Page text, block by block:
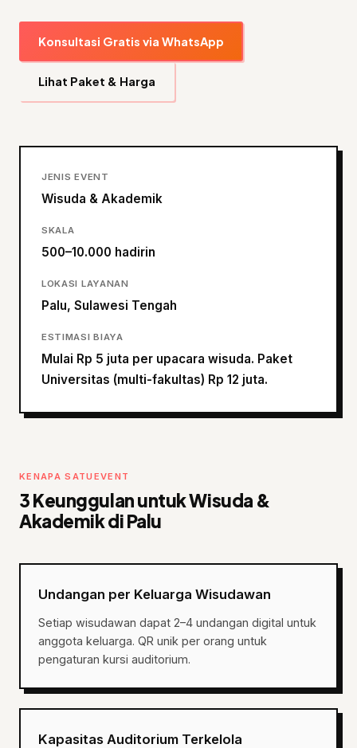
Konsultasi Gratis via WhatsApp
Lihat Paket & Harga
JENIS EVENT
Wisuda & Akademik
SKALA
500–10.000 hadirin
LOKASI LAYANAN
Palu, Sulawesi Tengah
ESTIMASI BIAYA
Mulai Rp 5 juta per upacara wisuda. Paket
Universitas (multi-fakultas) Rp 12 juta.
KENAPA SATUEVENT
3 Keunggulan untuk Wisuda &
Akademik di Palu
Undangan per Keluarga Wisudawan
Setiap wisudawan dapat 2–4 undangan digital untuk
anggota keluarga. QR unik per orang untuk
pengaturan kursi auditorium.
Kapasitas Auditorium Terkelola